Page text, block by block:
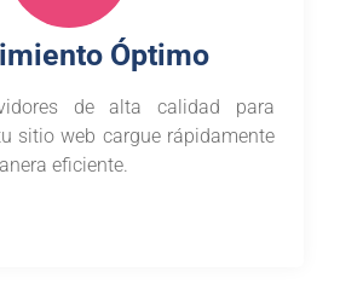
Óptimo
de alta calidad para
sitio web cargue rápidamente
eficiente.